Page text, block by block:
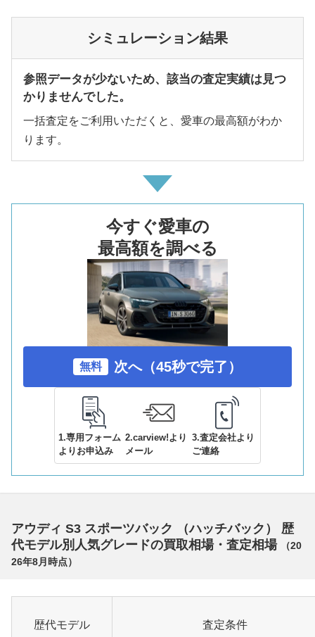
シミュレーション結果
参照データが少ないため、該当の査定実績は見つ
かりませんでした。
一括査定をご利用いただくと、愛車の最高額がわか
ります。
今すぐ愛車の
最高額を調べる
無料 次へ（45秒で完了）
1.専用フォーム
よりお申込み
2.carview!より
メール
3.査定会社より
ご連絡
アウディ S3 スポーツバック （ハッチバック） 歴
代モデル別人気グレードの買取相場・査定相場
（20
26年8月 時点）
歴代モデル 査定条件